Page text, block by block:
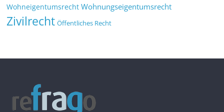
Wohneigentumsrecht Wohnungseigentumsrecht
Zivilrecht Öffentliches Recht